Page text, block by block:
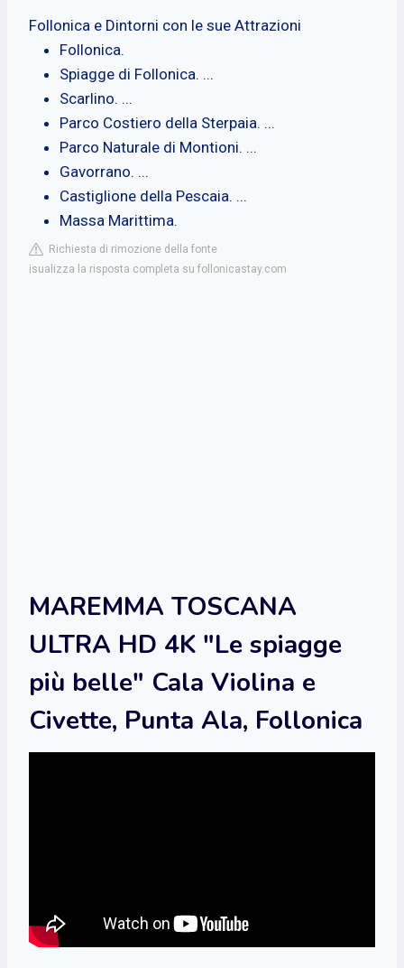
Follonica e Dintorni con le sue Attrazioni
Follonica.
Spiagge di Follonica. ...
Scarlino. ...
Parco Costiero della Sterpaia. ...
Parco Naturale di Montioni. ...
Gavorrano. ...
Castiglione della Pescaia. ...
Massa Marittima.
Richiesta di rimozione della fonte
isualizza la risposta completa su follonicastay.com
MAREMMA TOSCANA
ULTRA HD 4K "Le spiagge
più belle" Cala Violina e
Civette, Punta Ala, Follonica